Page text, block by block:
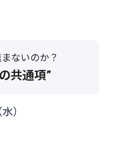
ないのか？
共通項”
）